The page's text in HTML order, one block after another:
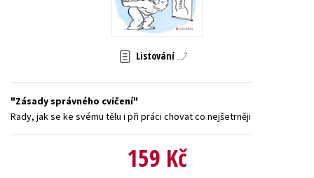
Zahraniční literatura
Všechny tituly
Listování
Zásady správného cvičení
Rady, jak se ke svému tělu i při práci chovat co nejšetrněji
159 Kč